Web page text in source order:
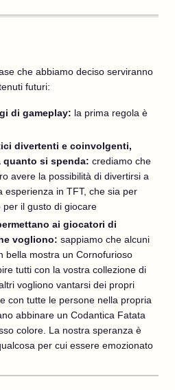
che abbiamo deciso serviranno
futuri:
di gameplay: la prima regola è
divertenti e coinvolgenti,
quanto si spenda: crediamo che
avere la possibilità di divertirsi a
esperienza in TFT, che sia per
il gusto di giocare
ai giocatori di
vogliono: sappiamo che alcuni
bella mostra un Cornofurioso
tutti con la vostra collezione di
vogliono vantarsi dei propri
con tutte le persone nella propria
abbinare un Codantica Fatata
colore. La nostra speranza è
per cui essere emozionato